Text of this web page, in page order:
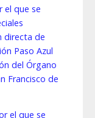
el que se
directa de
Paso Azul
del Órgano
Francisco de
el que se